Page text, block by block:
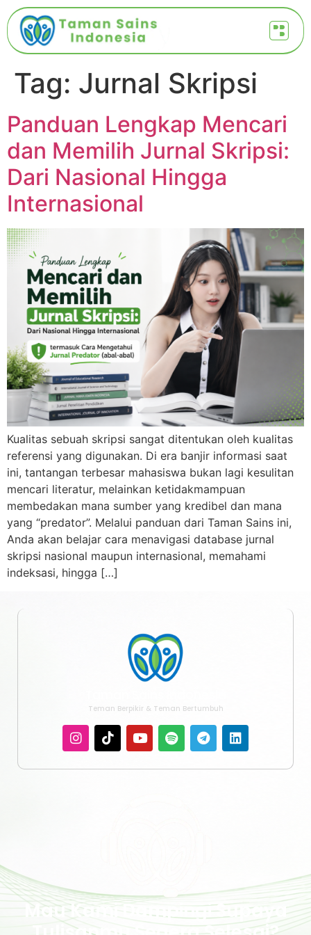
Tag: Jurnal Skripsi
Panduan Lengkap Mencari
dan Memilih Jurnal Skripsi:
Dari Nasional Hingga
Internasional
Kualitas sebuah skripsi sangat ditentukan oleh kualitas
referensi yang digunakan. Di era banjir informasi saat
ini, tantangan terbesar mahasiswa bukan lagi kesulitan
mencari literatur, melainkan ketidakmampuan
membedakan mana sumber yang kredibel dan mana
yang “predator”. Melalui panduan dari Taman Sains ini,
Anda akan belajar cara menavigasi database jurnal
skripsi nasional maupun internasional, memahami
indeksasi, hingga […]
Teman Berpikir & Teman Bertumbuh
Mau Kami Dampingi Supaya